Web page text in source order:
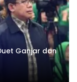
Ganjar dan